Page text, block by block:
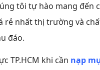
tôi tự hào mang đến
rẻ nhất thị trường và
đáo.
TP.HCM khi cần nạp